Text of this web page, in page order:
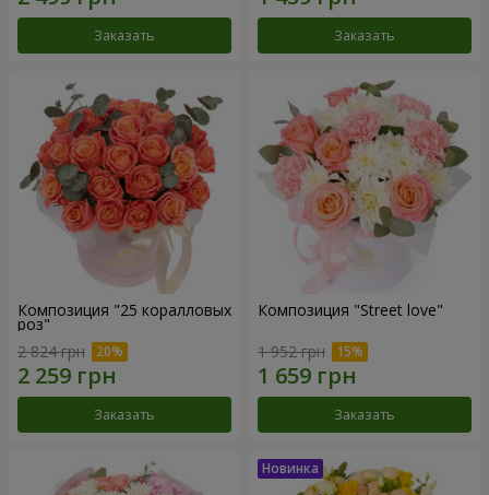
Заказать Заказать
Композиция "25 коралловых
роз"
2 824 грн
Заказать
Композиция "Street love"
1 952 грн
Заказать